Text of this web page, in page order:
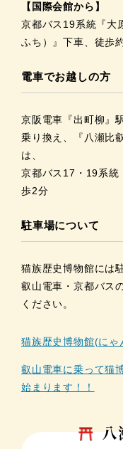
【国際会館から】
京都バス19系統『大
ふち）』下車、徒歩
電車でお越しの方
京阪電車『出町柳』
乗り換え、『八瀬比
は、
京都バス17・19系統
歩2分
駐車場について
猫族歴史博物館には
叡山電車・京都バス
ください。
猫族歴史博物館(にゃ
叡山電車に乗って猫
始まります！！
八